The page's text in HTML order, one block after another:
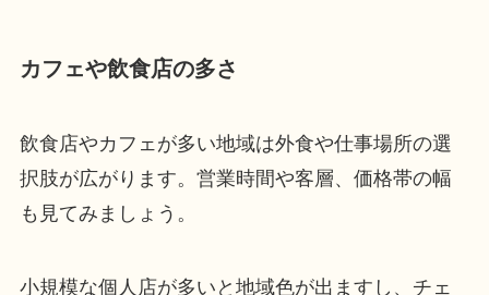
カフェや飲食店の多さ
飲食店やカフェが多い地域は外食や仕事場所の選
択肢が広がります。営業時間や客層、価格帯の幅
も見てみましょう。
小規模な個人店が多いと地域色が出ますし、チェ